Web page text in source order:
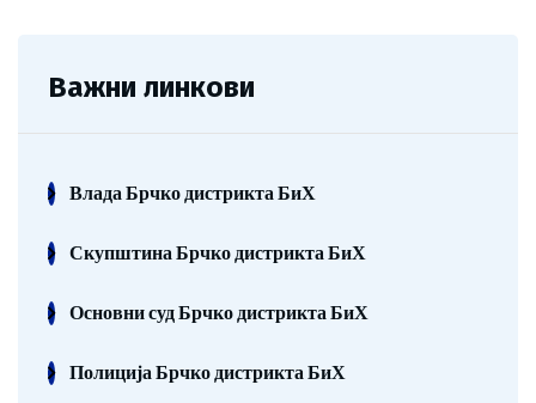
Важни линкови
Влада Брчко дистрикта БиХ
Скупштина Брчко дистрикта БиХ
Основни суд Брчко дистрикта БиХ
Полиција Брчко дистрикта БиХ